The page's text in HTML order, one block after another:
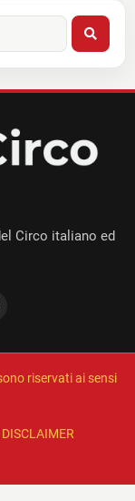
Circo italiano ed
riservati ai sensi
DISCLAIMER